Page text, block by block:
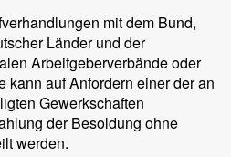
mit dem Bund,
Länder und der
Arbeitgeberverbände oder
kann auf Anfordern einer der an
Gewerkschaften
der Besoldung ohne
werden.